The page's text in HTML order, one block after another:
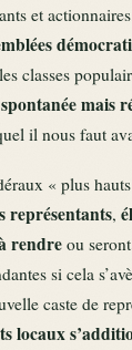
et
classes
mais
il nous faut
« plus
représentants,
rendre ou seront
si cela
caste de
locaux